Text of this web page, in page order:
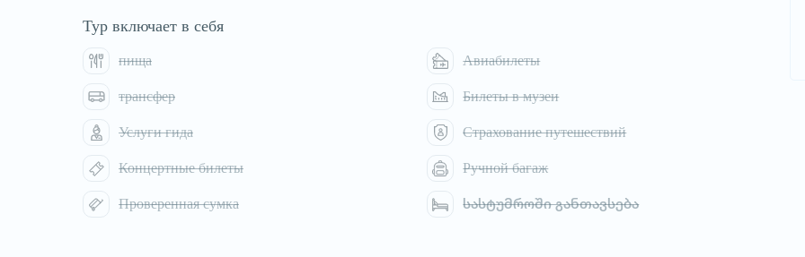
Тур включает в себя
пища Авиабилеты
трансфер Билеты в музеи
Услуги гида Страхование путешествий
Концертные билеты Ручной багаж
Проверенная сумка სასტუმროში განთავსება